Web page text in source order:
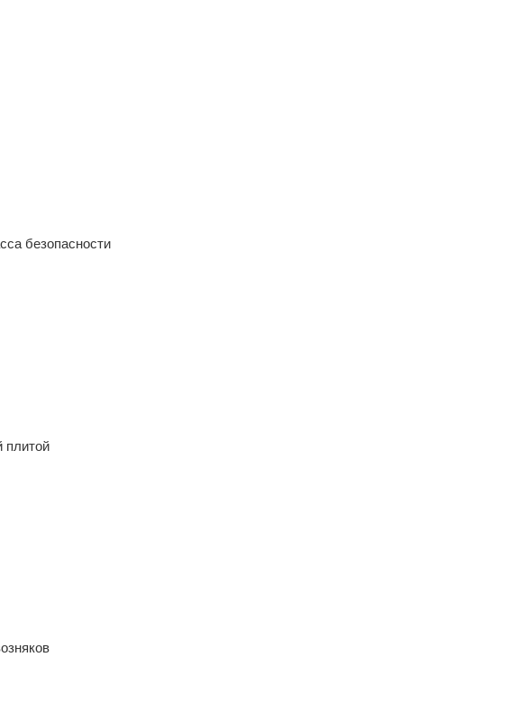
безопасности
плитой